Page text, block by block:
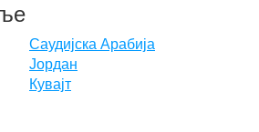
Саудијска Арабија
Јордан
Кувајт